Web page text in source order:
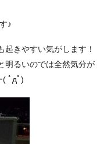
♪
起きやすい気がします！
明るいのでは全然気分が
( ﾟдﾟ)